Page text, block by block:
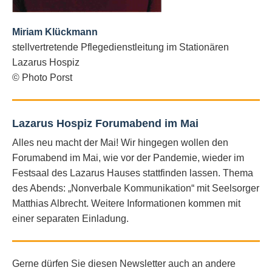
Miriam Klückmann
stellvertretende Pflegedienstleitung im Stationären
Lazarus Hospiz
© Photo Porst
Lazarus Hospiz Forumabend im Mai
Alles neu macht der Mai! Wir hingegen wollen den
Forumabend im Mai, wie vor der Pandemie, wieder im
Festsaal des Lazarus Hauses stattfinden lassen. Thema
des Abends: „Nonverbale Kommunikation“ mit Seelsorger
Matthias Albrecht. Weitere Informationen kommen mit
einer separaten Einladung.
Gerne dürfen Sie diesen Newsletter auch an andere